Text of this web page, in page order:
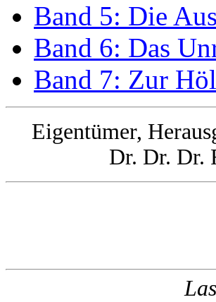
Band 5: Die
Band 6: Das
Band 7: Zur
Eigentümer,
Dr. Dr. Dr.